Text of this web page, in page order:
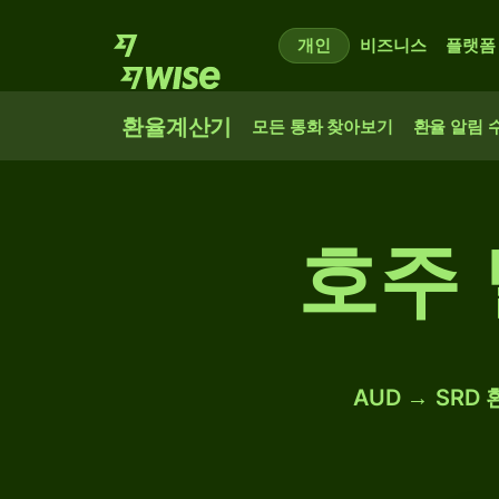
개인 비즈니스 플랫폼
환율계산기 모든 통화 찾아보기 환율 알림
호주
AUD → SRD